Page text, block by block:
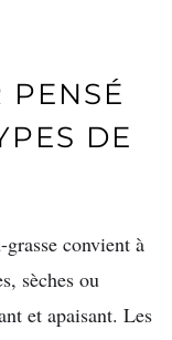
DE
convient à
sèches ou
et apaisant. Les